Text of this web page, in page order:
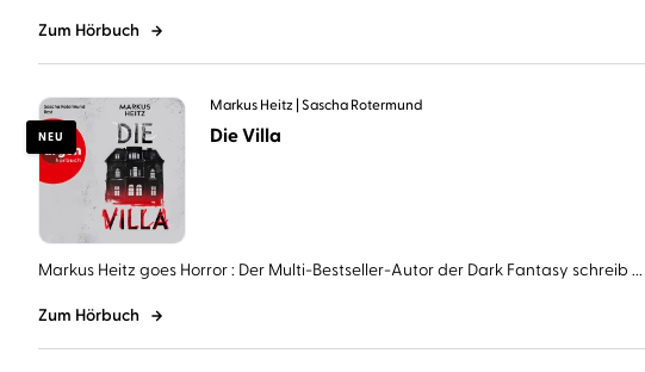
Zum Hörbuch
NEU
Markus Heitz Sascha Rotermund
Die Villa
Markus Heitz goes Horror : Der Multi-Bestseller-Autor der Dark Fantasy schreib ...
Zum Hörbuch